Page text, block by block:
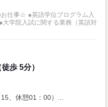
お仕事☆ ●英語学位プログラム入
学院入試に関する業務（英語対
歩 5分）
、休憩01：00）...